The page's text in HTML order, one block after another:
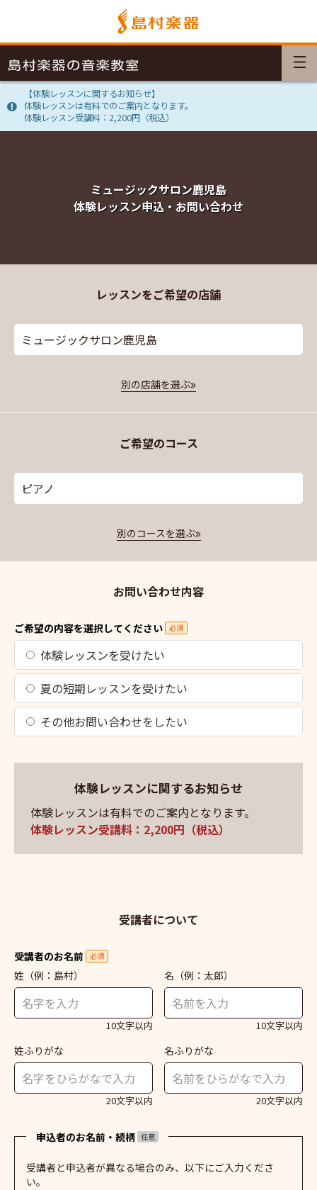
【体験レッスンに関するお知らせ】
体験レッスンは有料でのご案内となります。
体験レッスン受講料：2,200円（税込）
ミュージックサロン鹿児島
体験レッスン申込・お問い合わせ
レッスンをご希望の店舗
ミュージックサロン鹿児島
別の店舗を選ぶ
ご希望のコース
ピアノ
別のコースを選ぶ
お問い合わせ内容
ご希望の内容を選択してください 必須
体験レッスンを受けたい
夏の短期レッスンを受けたい
その他お問い合わせをしたい
体験レッスンに関するお知らせ
体験レッスンは有料でのご案内となります。
体験レッスン受講料：2,200円（税込）
受講者について
受講者のお名前 必須
姓 （例：島村）
10文字以内
名 （例：太郎）
10文字以内
姓ふりがな
20文字以内
名ふりがな
20文字以内
申込者のお名前・続柄 任意
受講者と申込者が異なる場合のみ、以下にご入力くださ
い。